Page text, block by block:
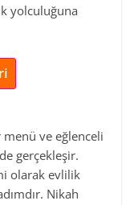
yolculuğuna
ve eğlenceli
gerçekleşir.
olarak evlilik
Nikah